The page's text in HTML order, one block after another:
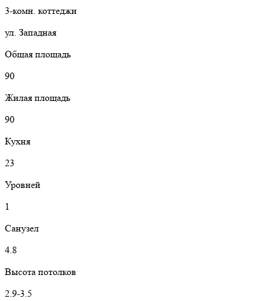
3-комн. коттеджи
ул. Западная
Общая площадь
90
Жилая площадь
90
Кухня
23
Уровней
1
Санузел
4.8
Высота потолков
2.9-3.5